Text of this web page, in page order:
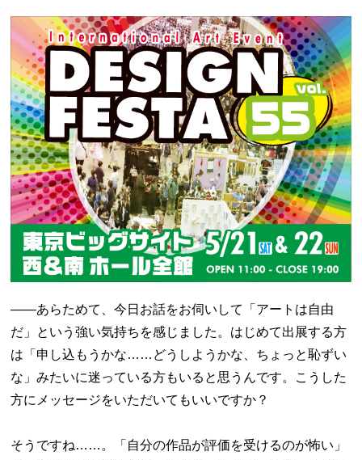
――あらためて、今日お話をお伺いして「アートは自由
だ」という強い気持ちを感じました。はじめて出展する方
は「申し込もうかな……どうしようかな、ちょっと恥ずい
な」みたいに迷っている方もいると思うんです。こうした
方にメッセージをいただいてもいいですか？
そうですね……。「自分の作品が評価を受けるのが怖い」